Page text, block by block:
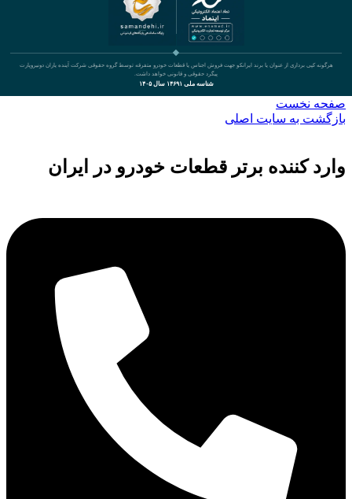
هرگونه کپی برداری از عنوان یا برند ایرانکو جهت فروش اجناس یا قطعات خودرو متفرقه توسط گروه حقوقی شرکت آینده یاران دونیروپارت
پیگرد حقوقی و قانونی خواهد داشت.
شناسه ملی ۱۴۶۹۱ سال ۱۴۰۵
صفحه نخست
بازگشت به سایت اصلی
وارد کننده برتر قطعات خودرو در ایران